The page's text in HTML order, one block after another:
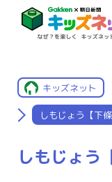
キッズネット
しもじょう【下條
しもじょう